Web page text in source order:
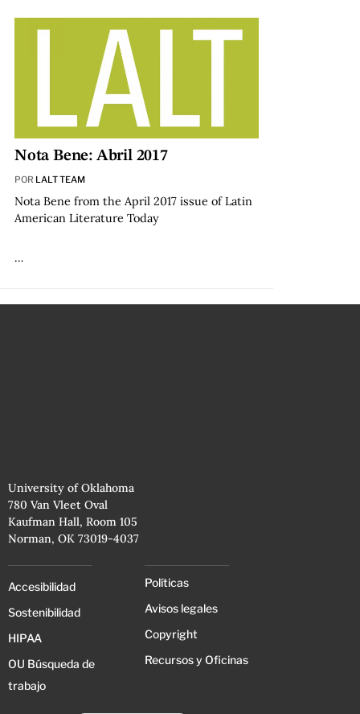
Nota Bene: Abril 2017
POR LALT TEAM
Nota Bene from the April 2017 issue of Latin
American Literature Today
…
University of Oklahoma
780 Van Vleet Oval
Kaufman Hall, Room 105
Norman, OK 73019-4037
Accesibilidad
Sostenibilidad
HIPAA
OU Búsqueda de
trabajo
Políticas
Avisos legales
Copyright
Recursos y Oficinas